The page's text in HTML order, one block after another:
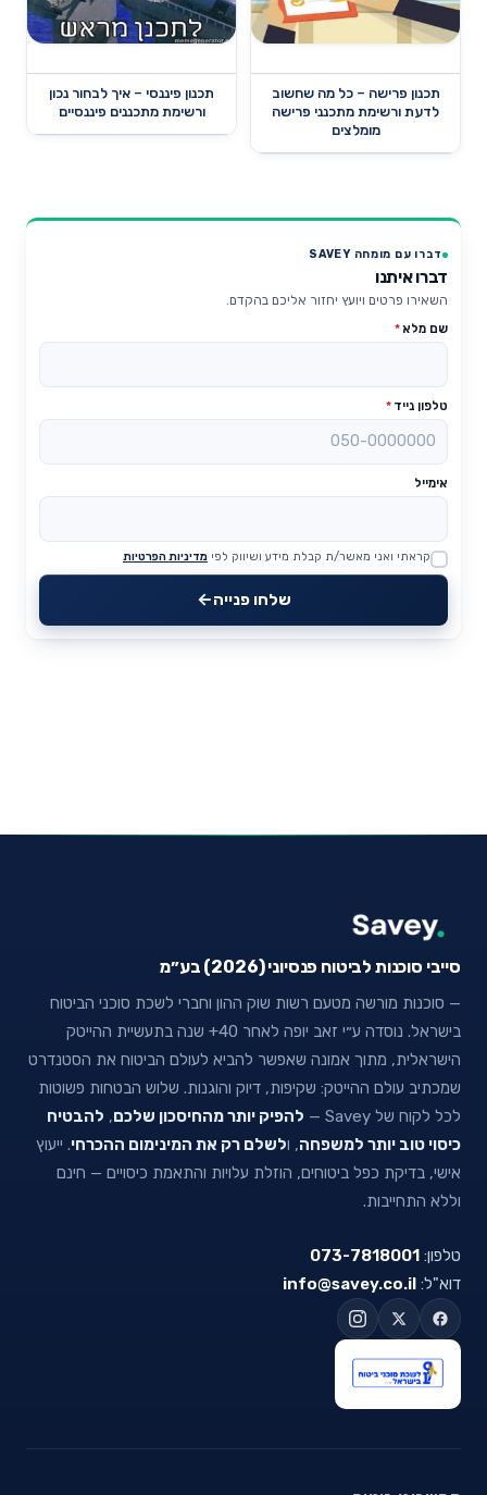
תכנון פרישה – כל מה שחשוב
לדעת ורשימת מתכנני פרישה
מומלצים
תכנון פיננסי – איך לבחור נכון
ורשימת מתכננים פיננסיים
דברו עם מומחה SAVEY
דברו איתנו
השאירו פרטים ויועץ יחזור אליכם בהקדם.
שם מלא*
טלפון נייד *
אימייל
Website
קראתי ואני מאשר/ת קבלת מידע ושיווק לפי מדיניות הפרטיות
שלחו פנייה
סייבי סוכנות לביטוח פנסיוני (2026) בע״מ
— סוכנות מורשה מטעם רשות שוק ההון וחברי לשכת סוכני הביטוח
בישראל. נוסדה ע״י זאב יופה לאחר 40+ שנה בתעשיית ההייטק
הישראלית, מתוך אמונה שאפשר להביא לעולם הביטוח את הסטנדרט
שמכתיב עולם ההייטק: שקיפות, דיוק והוגנות. שלוש הבטחות פשוטות
לכל לקוח של Savey —
להפיק יותר מהחיסכון שלכם, להבטיח
כיסוי טוב יותר למשפחה, ולשלם רק את המינימום ההכרחי. ייעוץ
אישי, בדיקת כפל ביטוחים, הוזלת עלויות והתאמת כיסויים — חינם
וללא התחייבות.
טלפון: 073-7818001
דוא"ל: info@savey.co.il